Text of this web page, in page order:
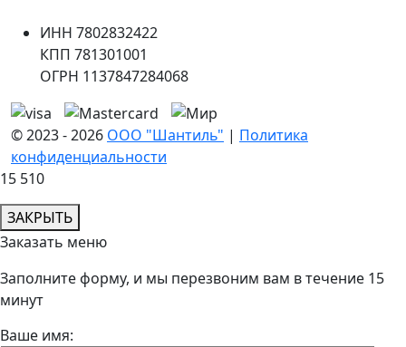
ИНН 7802832422
КПП 781301001
ОГРН 1137847284068
© 2023 - 2026 ООО "Шантиль" | Политика
конфиденциальности
15 510
ЗАКРЫТЬ
Заказать меню
Заполните форму, и мы перезвоним вам в течение 15
минут
Ваше имя: